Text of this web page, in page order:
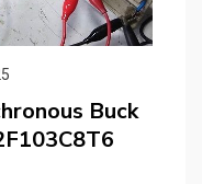
Buck